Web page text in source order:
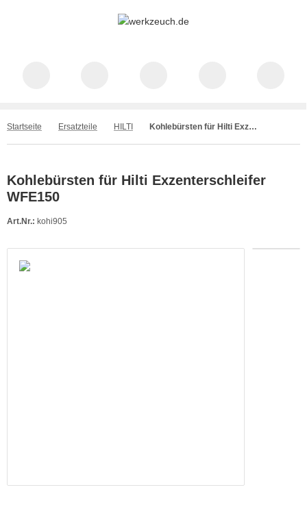
Startseite Ersatzteile HILTI Kohlebürsten für Hilti Exzenterschleifer WFE150
Kohlebürsten für Hilti Exzenterschleifer
WFE150
Art.Nr.: kohi905